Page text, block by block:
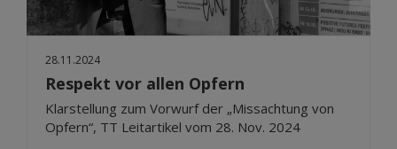
28.11.2024
Respekt vor allen Opfern
Klarstellung zum Vorwurf der „Missachtung von
Opfern“, TT Leitartikel vom 28. Nov. 2024